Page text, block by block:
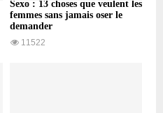
Sexo : 13 choses que veulent les
femmes sans jamais oser le
demander
11522